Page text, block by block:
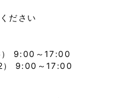
ださい
9:00～17:00
9:00～17:00